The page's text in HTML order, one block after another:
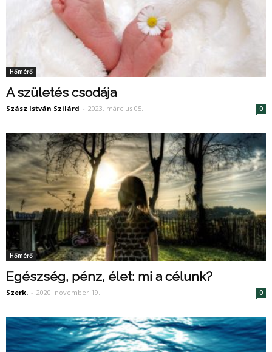
Hőmérő
A születés csodája
Szász István Szilárd - 2023. március 05. 0
Hőmérő
Egészség, pénz, élet: mi a célunk?
Szerk. - 2020. november 19. 0